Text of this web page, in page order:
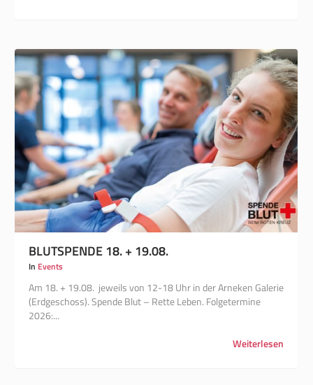
BLUTSPENDE 18. + 19.08.
In Events
Am 18. + 19.08. jeweils von 12-18 Uhr in der Arneken Galerie
(Erdgeschoss). Spende Blut – Rette Leben. Folgetermine
2026:...
Weiterlesen